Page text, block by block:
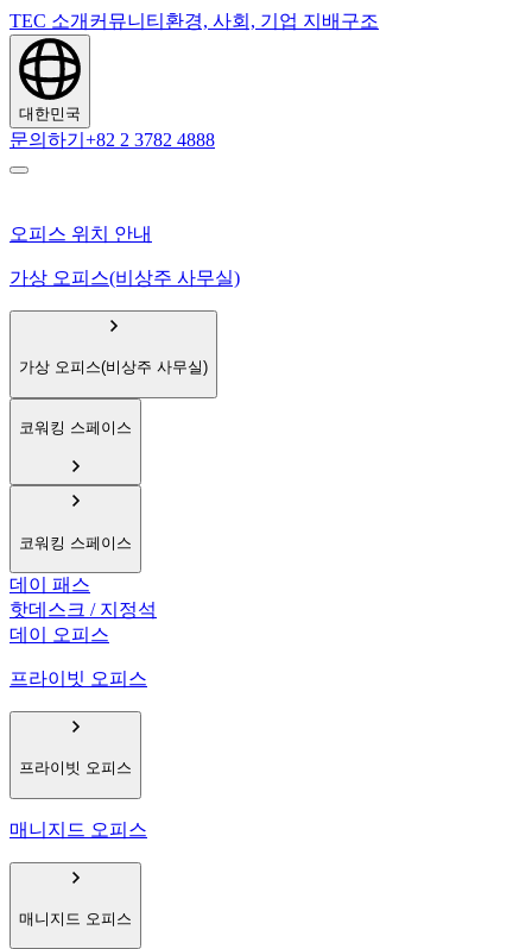
TEC 소개 커뮤니티 환경, 사회, 기업 지배구조
대한민국
문의하기 +82 2 3782 4888
오피스 위치 안내
가상 오피스(비상주 사무실)
가상 오피스(비상주 사무실)
코워킹 스페이스
코워킹 스페이스
데이 패스
핫데스크 / 지정석
데이 오피스
프라이빗 오피스
프라이빗 오피스
매니지드 오피스
매니지드 오피스